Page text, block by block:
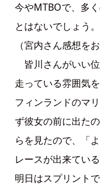
今やMTBOで、多
とはないでしょう。
（宮内さん感想を
皆川さんがいい
走っている雰囲気
フィンランドのマ
ず彼女の前に出た
らを見たので、「
レースが出来てい
明日はスプリントで